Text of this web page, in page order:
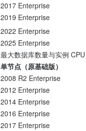
2017 Enterprise
2019 Enterprise
2022 Enterprise
2025 Enterprise
最大数据库数量与实例
单节点（原基础版）
2008 R2 Enterprise
2012 Enterprise
2014 Enterprise
2016 Enterprise
2017 Enterprise